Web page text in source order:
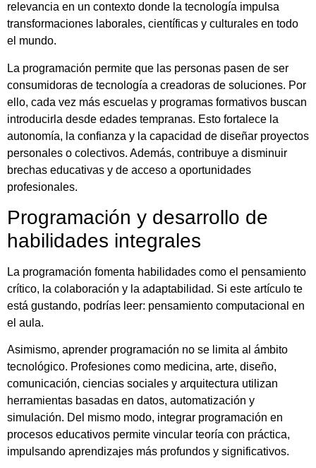
relevancia en un contexto donde la tecnología impulsa
transformaciones laborales, científicas y culturales en todo
el mundo.
La programación permite que las personas pasen de ser
consumidoras de tecnología a creadoras de soluciones. Por
ello, cada vez más escuelas y programas formativos buscan
introducirla desde edades tempranas. Esto fortalece la
autonomía, la confianza y la capacidad de diseñar proyectos
personales o colectivos. Además, contribuye a disminuir
brechas educativas y de acceso a oportunidades
profesionales.
Programación y desarrollo de
habilidades integrales
La programación fomenta habilidades como el pensamiento
crítico, la colaboración y la adaptabilidad. Si este artículo te
está gustando, podrías leer: pensamiento computacional en
el aula.
Asimismo, aprender programación no se limita al ámbito
tecnológico. Profesiones como medicina, arte, diseño,
comunicación, ciencias sociales y arquitectura utilizan
herramientas basadas en datos, automatización y
simulación. Del mismo modo, integrar programación en
procesos educativos permite vincular teoría con práctica,
impulsando aprendizajes más profundos y significativos.